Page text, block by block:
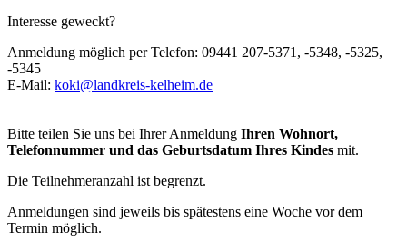
Interesse geweckt?
Anmeldung möglich per Telefon: 09441 207-5371, -5348, -5325,
-5345
E-Mail: koki@landkreis-kelheim.de
Bitte teilen Sie uns bei Ihrer Anmeldung Ihren Wohnort,
Telefonnummer und das Geburtsdatum Ihres Kindes mit.
Die Teilnehmeranzahl ist begrenzt.
Anmeldungen sind jeweils bis spätestens eine Woche vor dem
Termin möglich.